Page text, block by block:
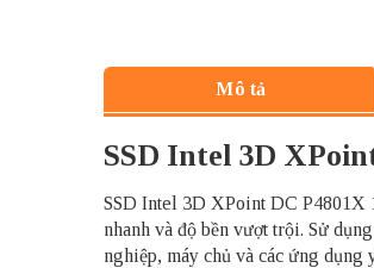
Mô tả
SSD Intel 3D
SSD Intel 3D XPoint DC P4801X
nhanh và độ bền vượt trội. Sử
nghiệp, máy chủ và các ứng dụng